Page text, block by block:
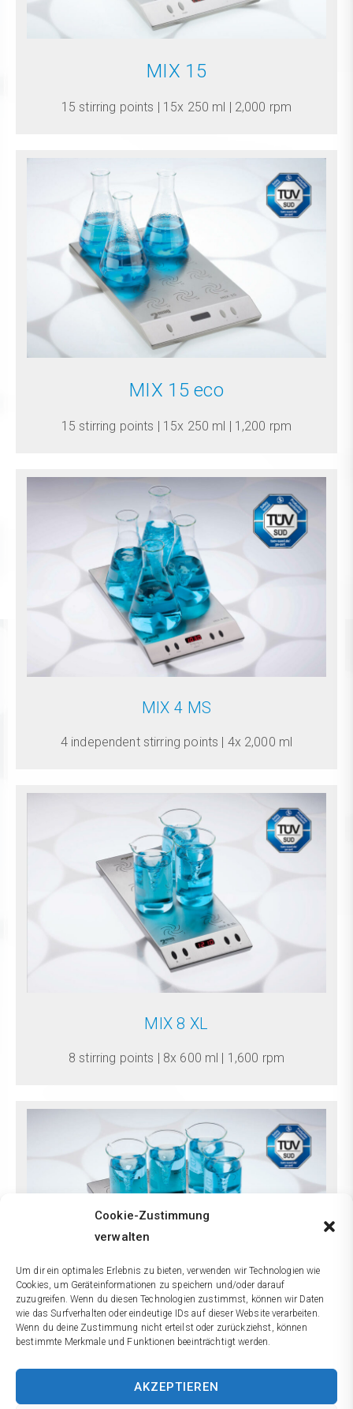
Cookie-Zustimmung
verwalten
Um dir ein optimales Erlebnis zu bieten, verwenden wir Technologien wie
Cookies, um Geräteinformationen zu speichern und/oder darauf
zuzugreifen. Wenn du diesen Technologien zustimmst, können wir Daten
wie das Surfverhalten oder eindeutige IDs auf dieser Website verarbeiten.
Wenn du deine Zustimmung nicht erteilst oder zurückziehst, können
bestimmte Merkmale und Funktionen beeinträchtigt werden.
AKZEPTIEREN
MIX 15
15 stirring points | 15x 250 ml | 2,000 rpm
MIX 15 eco
15 stirring points | 15x 250 ml | 1,200 rpm
MIX 4 MS
4 independent stirring points | 4x 2,000 ml
MIX 8 XL
8 stirring points | 8x 600 ml | 1,600 rpm​
MIX 12 XL
12 stirring points | 12x 600 ml | 1,600 rpm